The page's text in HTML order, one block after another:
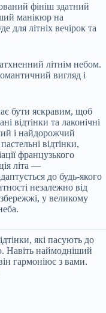
фініш здатний
манікюр на
для літніх вечірок та
літнім небом.
вигляд і
бути яскравим, щоб
відтінки та лаконічні
і найдорожчий
відтінки,
французького
літа —
до будь-якого
незалежно від
у великому
які пасують до
Навіть наймодніший
гармоніює з вами.